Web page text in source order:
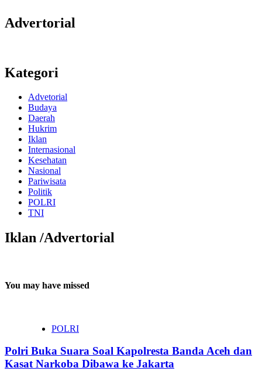
Advertorial
Kategori
Advetorial
Budaya
Daerah
Hukrim
Iklan
Internasional
Kesehatan
Nasional
Pariwisata
Politik
POLRI
TNI
Iklan /Advertorial
You may have missed
POLRI
Polri Buka Suara Soal Kapolresta Banda Aceh dan
Kasat Narkoba Dibawa ke Jakarta